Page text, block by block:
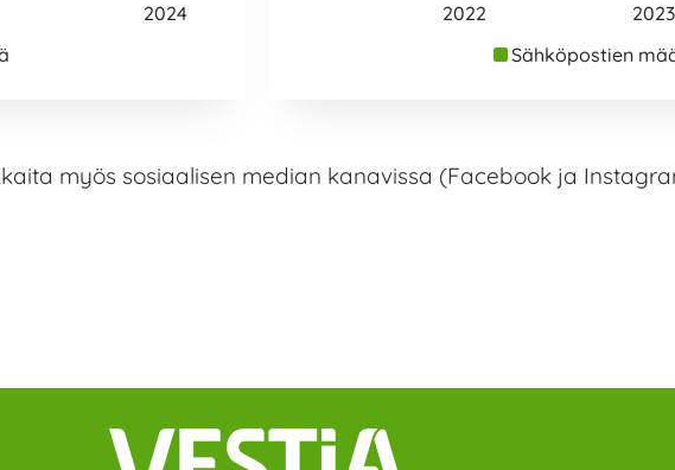
2024
Sähköpostien
2022
2023
myös sosiaalisen median kanavissa (Facebook ja